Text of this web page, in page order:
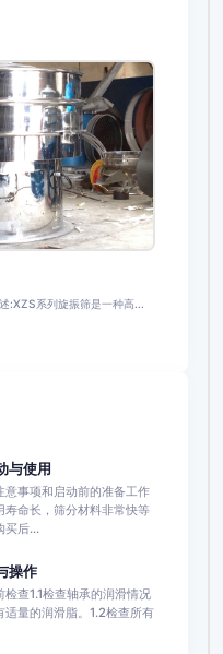
:XZS系列旋振筛是一种高...
与使用
意事项和启动前的准备工作
命长，筛分材料非常快等
买后...
操作
查1.1检查轴承的润滑情况
适量的润滑脂。1.2检查所有